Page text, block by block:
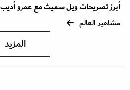
أبرز تصريحات ويل سميث مع عمرو أديب
مشاهير العالم
المزيد